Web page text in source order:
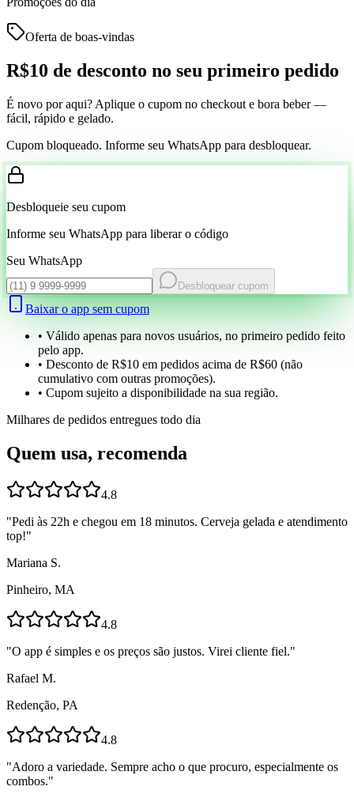
Oferta de boas-vindas
R$10 de desconto no seu primeiro pedido
É novo por aqui? Aplique o cupom no checkout e bora beber —
fácil, rápido e gelado.
Cupom bloqueado. Informe seu WhatsApp para desbloquear.
Desbloqueie seu cupom
Informe seu WhatsApp para liberar o código
Seu WhatsApp
Desbloquear cupom
Baixar o app sem cupom
• Válido apenas para novos usuários, no primeiro pedido feito
pelo app.
• Desconto de R$10 em pedidos acima de R$60 (não
cumulativo com outras promoções).
• Cupom sujeito a disponibilidade na sua região.
Milhares de pedidos entregues todo dia
Quem usa, recomenda
4.8
"Pedi às 22h e chegou em 18 minutos. Cerveja gelada e atendimento
top!"
Mariana S.
Pinheiro, MA
4.8
"O app é simples e os preços são justos. Virei cliente fiel."
Rafael M.
Redenção, PA
4.8
"Adoro a variedade. Sempre acho o que procuro, especialmente os
combos."